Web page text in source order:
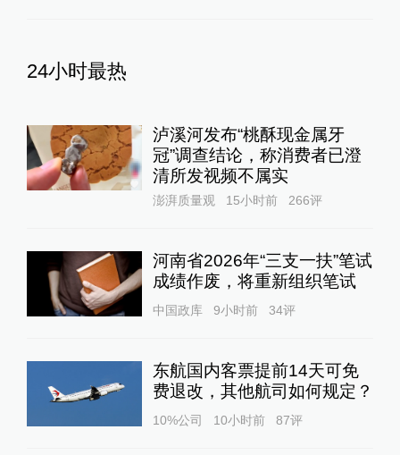
24小时最热
泸溪河发布“桃酥现金属牙
冠”调查结论，称消费者已澄
清所发视频不属实
澎湃质量观 15小时前 266评
河南省2026年“三支一扶”笔试
成绩作废，将重新组织笔试
中国政库 9小时前 34评
东航国内客票提前14天可免
费退改，其他航司如何规定？
10%公司 10小时前 87评